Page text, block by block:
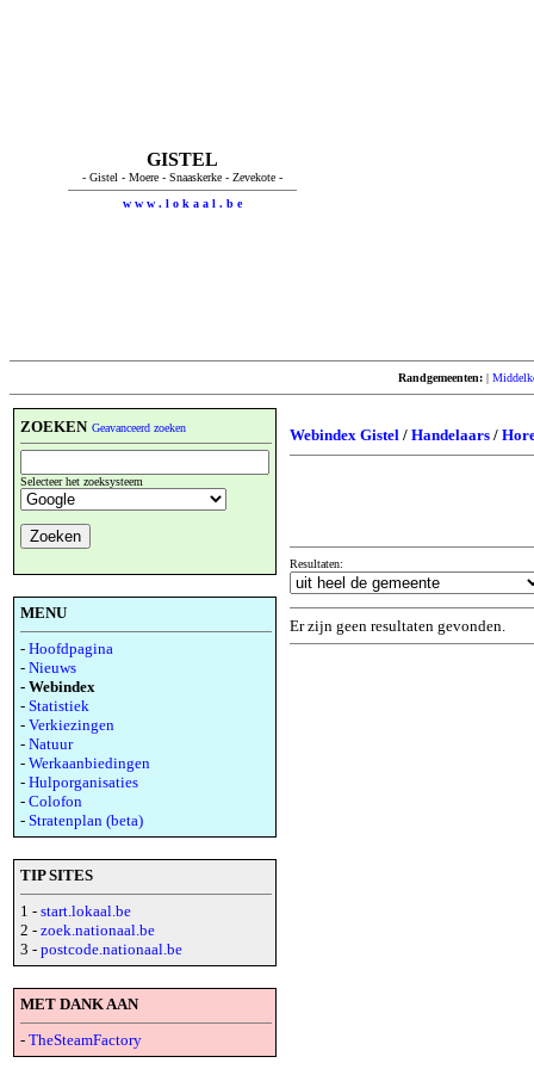
GISTEL
- Gistel - Moere - Snaaskerke - Zevekote -
w w w . l o k a a l . b e
Randgemeenten: |
ZOEKEN Geavanceerd zoeken
Selecteer het zoeksysteem
MENU
- Hoofdpagina
- Nieuws
- Webindex
- Statistiek
- Verkiezingen
- Natuur
- Werkaanbiedingen
- Hulporganisaties
- Colofon
- Stratenplan (beta)
TIP SITES
1 - start.lokaal.be
2 - zoek.nationaal.be
3 - postcode.nationaal.be
MET DANK AAN
- TheSteamFactory
Webindex Gistel / Handelaars /
Resultaten:
Er zijn geen resultaten gevonden.